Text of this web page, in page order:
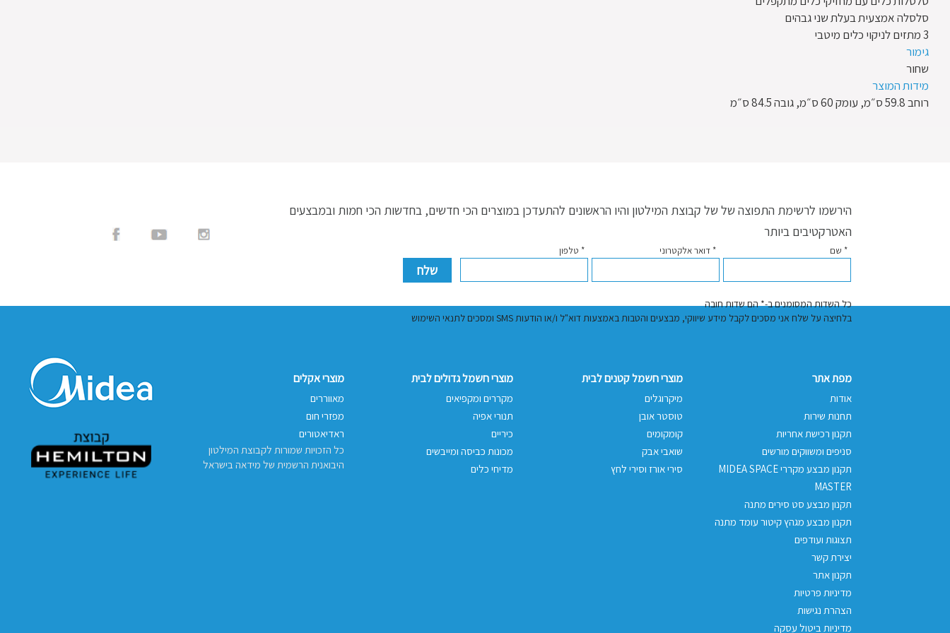
סלסלה אמצעית בעלת שני גבהים
3 מתזים לניקוי כלים מיטבי
גימור
שחור
מידות המוצר
רוחב 59.8 ס״מ, עומק 60 ס״מ, גובה 84.5 ס״מ
הירשמו לרשימת התפוצה של של קבוצת המילטון והיו הראשונים להתעדכן במוצרים הכי חדשים, בחדשות הכי חמות ובמבצעים
האטרקטיבים ביותר
* שם * דואר אלקטרוני * טלפון
כל השדות המסומנים ב-* הם שדות חובה
בלחיצה על שלח אני מסכים לקבל מידע שיווקי, מבצעים והטבות באמצעות דוא"ל ו/או הודעות SMS ומסכים לתנאי השימוש
מפת אתר
אודות
תחנות שירות
תקנון רכישת אחריות
סניפים ומשווקים מורשים
תקנון מבצע מקררי MIDEA SPACE
MASTER
תקנון מבצע סט סירים מתנה
תקנון מבצע מגהץ קיטור עומד מתנה
תצוגות ועודפים
יצירת קשר
תקנון אתר
מדיניות פרטיות
הצהרת נגישות
מדיניות ביטול עסקה
מוצרי חשמל קטנים לבית
מיקרוגלים
טוסטר אובן
קומקומים
שואבי אבק
סירי אורז וסירי לחץ
מוצרי חשמל גדולים לבית
מקררים ומקפיאים
תנורי אפיה
כיריים
מכונות כביסה ומייבשים
מדיחי כלים
מוצרי אקלים
מאווררים
מפזרי חום
ראדיאטורים
כל הזכויות שמורות לקבוצת המילטון
היבואנית הרשמית של מידאה בישראל